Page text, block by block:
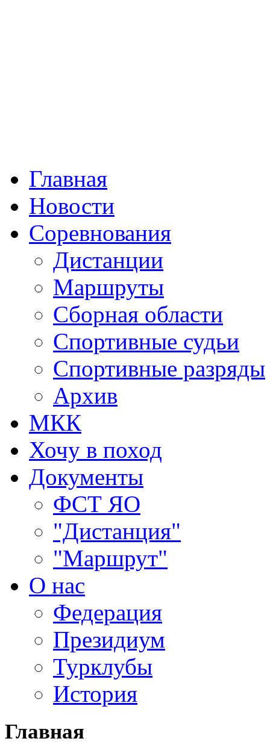
Главная
Новости
Соревнования
Дистанции
Маршруты
Сборная области
Спортивные судьи
Спортивные разряды
Архив
МКК
Хочу в поход
Документы
ФСТ ЯО
"Дистанция"
"Маршрут"
О нас
Федерация
Президиум
Турклубы
История
Главная